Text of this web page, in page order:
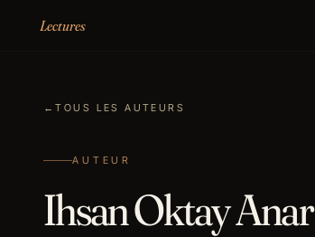
Lectures
←TOUS LES AUTEURS
AUTEUR
Ihsan Oktay Anar